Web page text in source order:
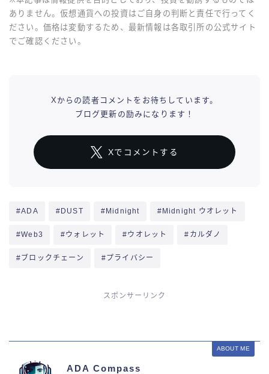
ありません。仮想通貨への投資はご自身の判断と責任で行ってく
ださい。価格は変動するため、最新情報は各取引所の公式サイト
でご確認ください。
Xからの読者コメントをお待ちしています。
ブログ更新の励みになります！
Xでコメントする
#ADA #DUST #Midnight #Midnight ウオレット
#Web3 #ウォレット #ウオレット #カルダノ
#ブロックチェーン #プライバシー
スポンサーリンク
ABOUT ME
ADA Compass